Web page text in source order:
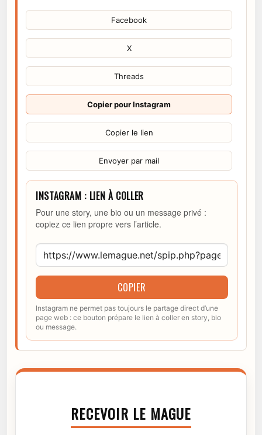
Facebook
X
Threads
Copier pour Instagram
Copier le lien
Envoyer par mail
INSTAGRAM : LIEN À COLLER
Pour une story, une bio ou un message privé :
copiez ce lien propre vers l’article.
COPIER
Instagram ne permet pas toujours le partage direct d’une
page web : ce bouton prépare le lien à coller en story, bio
ou message.
RECEVOIR LE MAGUE